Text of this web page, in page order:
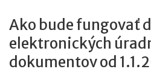
Ako bude fungovať
elektronických
dokumentov od